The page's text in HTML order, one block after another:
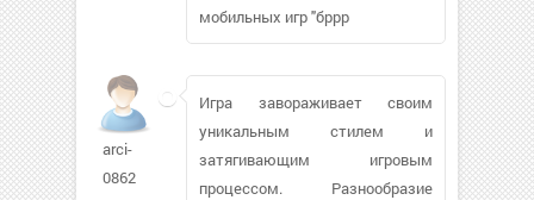
мобильных игр "бррр
arci-
0862
Игра завораживает своим
уникальным стилем и
затягивающим игровым
процессом. Разнообразие